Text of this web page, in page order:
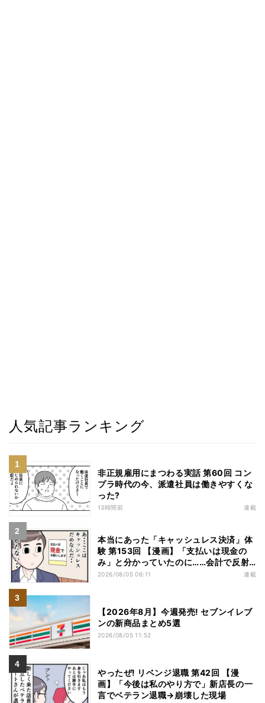
人気記事ランキング
非正規雇用にまつわる実話 第60回 コン
プラ時代の今、派遣社員は働きやすくな
った?
13時間前 連載
本当にあった「キャッシュレス決済」体
験 第153回 【漫画】「支払いは現金の
み」と分かっていたのに……会計で反射
的に出してしまったものは
2026/08/05 06:11 連載
【2026年8月】今週発売! セブンイレブ
ンの新商品まとめ5選
2026/08/05 11:52
やったぜ! リベンジ退職 第42回 【漫
画】「今後は私のやり方で」新店長の一
言でベテラン退職→崩壊した現場